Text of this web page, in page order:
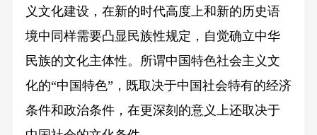
义文化建设，在新的时代高度上和新的历史语
境中同样需要凸显民族性规定，自觉确立中华
民族的文化主体性。所谓中国特色社会主义文
化的“中国特色”，既取决于中国社会特有的经济
条件和政治条件，在更深刻的意义上还取决于